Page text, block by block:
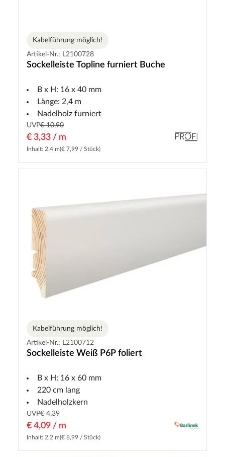
Kabelführung möglich!
Artikel-Nr.: L2100728
Sockelleiste Topline furniert Buche
B x H: 16 x 40 mm
Länge: 2,4 m
Nadelholz furniert
UVP€ 10,90
€ 3,33 / m
Inhalt: 2.4 m(€ 7,99 / Stück)
Kabelführung möglich!
Artikel-Nr.: L2100712
Sockelleiste Weiß P6P foliert
B x H: 16 x 60 mm
220 cm lang
Nadelholzkern
UVP€ 4,39
€ 4,09 / m
Inhalt: 2.2 m(€ 8,99 / Stück)